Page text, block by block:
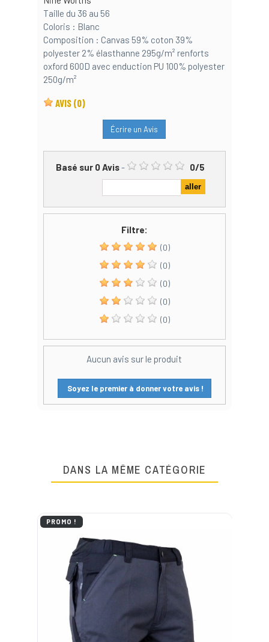
Taille du 36 au 56
Coloris : Blanc
Composition : Canvas 59% coton 39%
polyester 2% élasthanne 295g/m² renforts
oxford 600D avec enduction PU 100% polyester
250g/m²
AVIS (0)
Écrire un Avis
Basé sur 0Avis- 0/5
Filtre:
(0)
(0)
(0)
(0)
(0)
Aucun avis sur le produit
Soyez le premier à donner votre avis !
DANS LA MÊME CATÉGORIE
PROMO !